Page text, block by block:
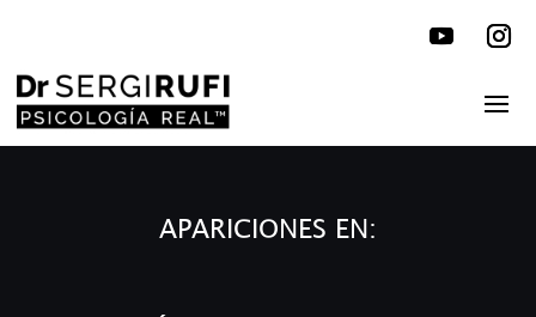
APARICIONES EN: